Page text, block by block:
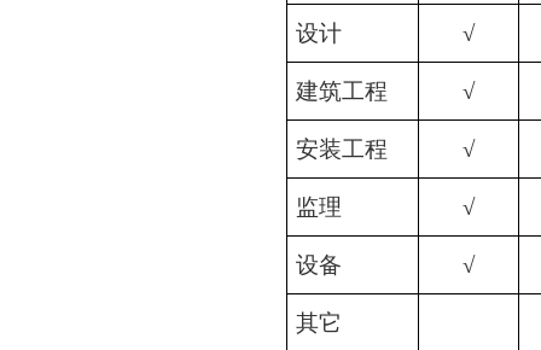
设计 √
建筑工程 √
安装工程 √
监理 √
设备 √
其它